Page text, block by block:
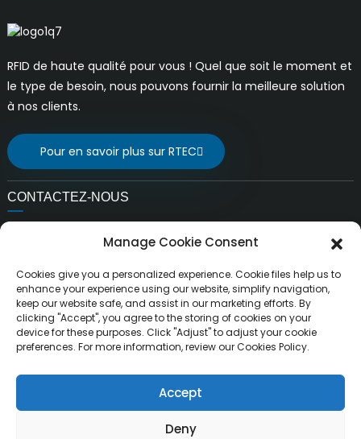
RFID de haute qualité pour vous ! Quel que soit le moment et
le type de besoin, nous pouvons fournir la meilleure solution
à nos clients.
Pour en savoir plus sur RTEC
CONTACTEZ-NOUS
ventes@rfrid.com
Adresse:
10e bâtiment, base d'innovation, district d'innovation
scientifique, ville de MianYang, Sichuan, Chine 621000
Droits d'auteur © MianYang RuiTai Intelligent Technology Co.,
Tous droits réservés.
Manage Cookie Consent
Cookies give you a personalized experience. Cookie files help us to
enhance your experience using our website, simplify navigation,
keep our website safe, and assist in our marketing efforts. By
clicking "Accept", you agree to the storing of cookies on your
device for these purposes. Click "Adjust" to adjust your cookie
preferences. For more information, review our Cookies Policy.
Accept
Deny